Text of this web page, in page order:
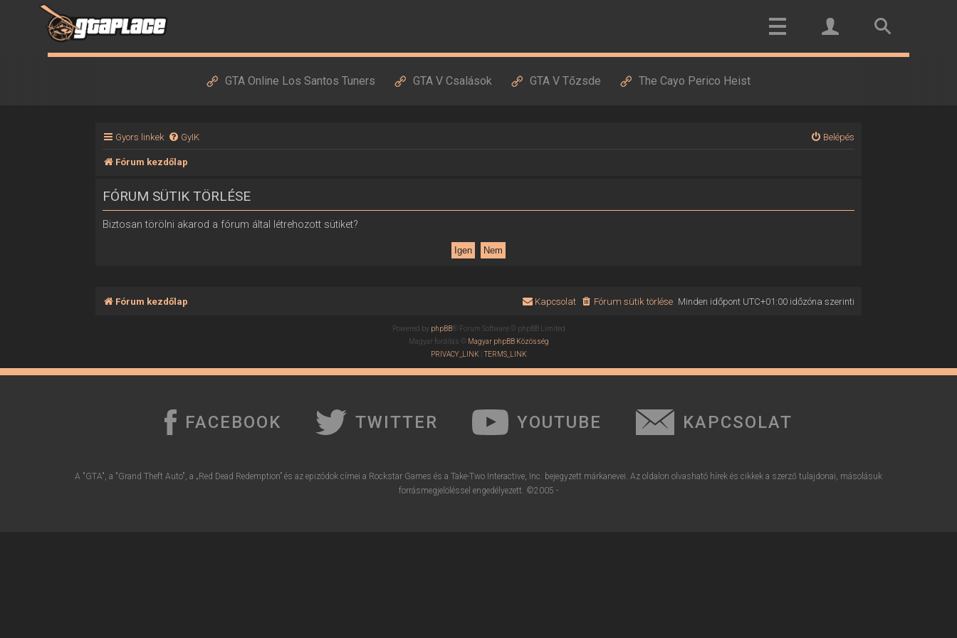
GTA Online Los Santos Tuners GTA V Csalások GTA V Tőzsde The Cayo Perico Heist
Gyors linkek GyIK Belépés
Fórum kezdőlap
FÓRUM SÜTIK TÖRLÉSE
Biztosan törölni akarod a fórum által létrehozott sütiket?
Fórum kezdőlap Minden időpont UTC+01:00időzóna szerinti
Fórum sütik törlése
Kapcsolat
Powered by phpBB® Forum Software © phpBB Limited
Magyar fordítás © Magyar phpBB Közösség
PRIVACY_LINK |TERMS_LINK
FACEBOOK TWITTER YOUTUBE KAPCSOLAT
A "GTA", a "Grand Theft Auto", a „Red Dead Redemption” és az epizódok címei a Rockstar Games és a Take-Two Interactive, Inc. bejegyzett márkanevei. Az oldalon olvasható hírek és cikkek a szerző tulajdonai, másolásuk
forrásmegjelöléssel engedélyezett. ©2005 -